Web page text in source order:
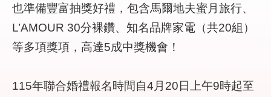
訊
網
覽
也準備豐富抽獎好禮，包含馬爾地夫蜜月旅行、
L’AMOUR 30分裸鑽、知名品牌家電（共20組）
等多項獎項，高達5成中獎機會！
115年聯合婚禮報名時間自4月20日上午9時起至